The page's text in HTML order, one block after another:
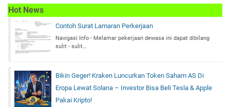
Hot News
Contoh Surat Lamaran Perkerjaan
Navigasi Info - Melamar pekerjaan dewasa ini dapat dibilang
sulit - sulit…
Bikin Geger! Kraken Luncurkan Token Saham AS Di
Eropa Lewat Solana – Investor Bisa Beli Tesla & Apple
Pakai Kripto!